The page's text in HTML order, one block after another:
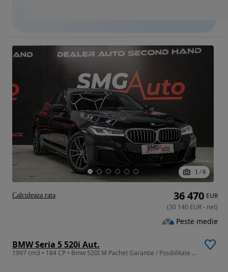
1 / 6
BMW Seria 5 520i Aut.
1997 cm3 • 184 CP • Bmw 520I M Pachet Garantie / Posibilitate Finantare
36 470 EUR
(30 140 EUR- net)
Peste medie
Calculeaza rata